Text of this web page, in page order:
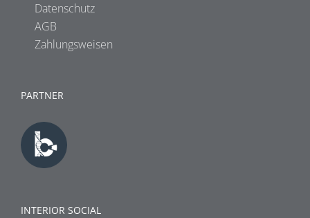
Datenschutz
AGB
Zahlungsweisen
PARTNER
INTERIOR SOCIAL